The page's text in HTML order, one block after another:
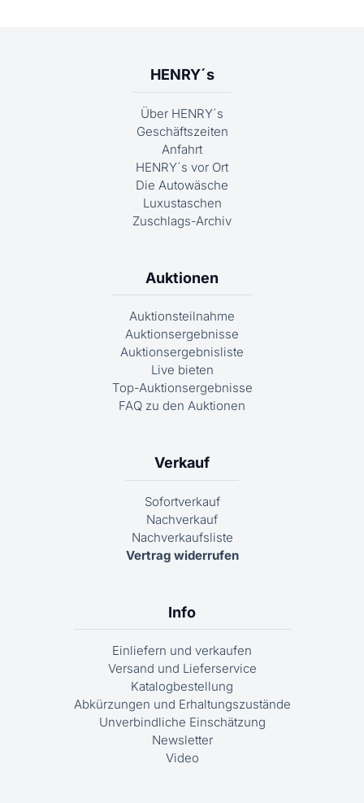
HENRY´s
Über HENRY´s
Geschäftszeiten
Anfahrt
HENRY´s vor Ort
Die Autowäsche
Luxustaschen
Zuschlags-Archiv
Auktionen
Auktionsteilnahme
Auktionsergebnisse
Auktionsergebnisliste
Live bieten
Top-Auktionsergebnisse
FAQ zu den Auktionen
Verkauf
Sofortverkauf
Nachverkauf
Nachverkaufsliste
Vertrag widerrufen
Info
Einliefern und verkaufen
Versand und Lieferservice
Katalogbestellung
Abkürzungen und Erhaltungszustände
Unverbindliche Einschätzung
Newsletter
Video